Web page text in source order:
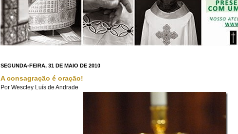
SEGUNDA-FEIRA, 31 DE MAIO DE 2010
A consagração é oração!
Por Wescley Luís de Andrade